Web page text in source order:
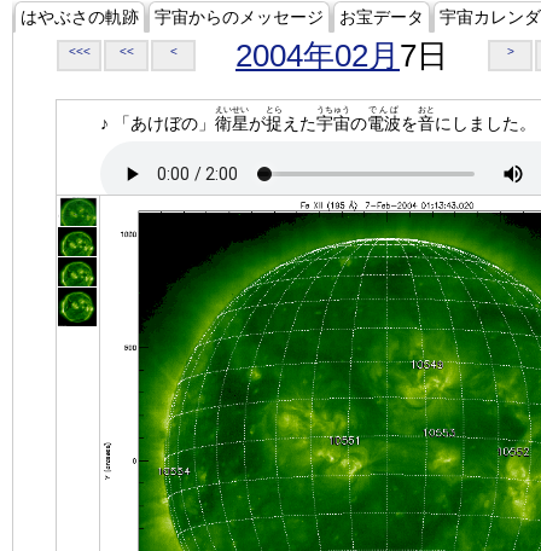
はやぶさの軌跡 宇宙からのメッセージ お宝データ 宇宙カレン
<<< << < 2004年02月 7日 >
♪ 「あけぼの」 衛星
えいせい
が捉
とら
えた宇宙
うちゅう
の電波
でんぱ
を音
おと
にしました。